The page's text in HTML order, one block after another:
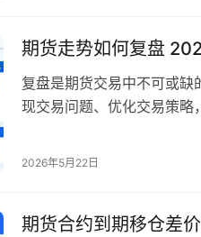
期货走势如何复盘
复盘是期货交易中不可或
现交易问题、优化交易策略
在期货市场也是如此，每
2026年5月22日
期货合约到期移仓差